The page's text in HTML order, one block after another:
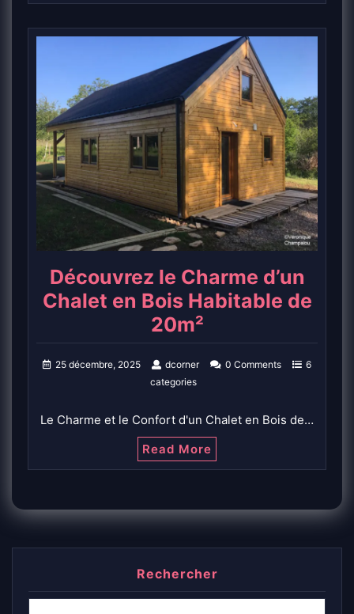
Découvrez le Charme d’un
Chalet en Bois Habitable de
20m²
25 décembre, 2025 dcorner 0 Comments
6
categories
Le Charme et le Confort d'un Chalet en Bois de…
Read More
Rechercher